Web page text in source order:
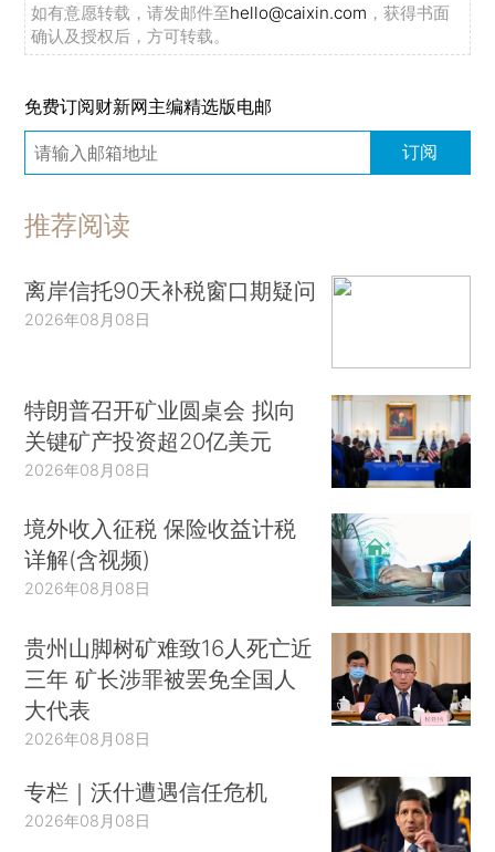
如有意愿转载，请发邮件至hello@caixin.com ，获得书面
确认及授权后，方可转载。
免费订阅财新网主编精选版电邮
订阅
推荐阅读
离岸信托90天补税窗口期疑问
2026年08月08日
特朗普召开矿业圆桌会 拟向
关键矿产投资超20亿美元
2026年08月08日
境外收入征税 保险收益计税
详解(含视频)
2026年08月08日
贵州山脚树矿难致16人死亡近
三年 矿长涉罪被罢免全国人
大代表
2026年08月08日
专栏｜沃什遭遇信任危机
2026年08月08日